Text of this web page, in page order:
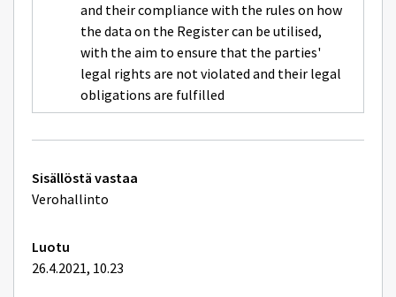
and their compliance with the rules on how
the data on the Register can be utilised,
with the aim to ensure that the parties'
legal rights are not violated and their legal
obligations are fulfilled
Tekniset
lisätiedot
Sisällöstä vastaa
Verohallinto
Luotu
26.4.2021, 10.23